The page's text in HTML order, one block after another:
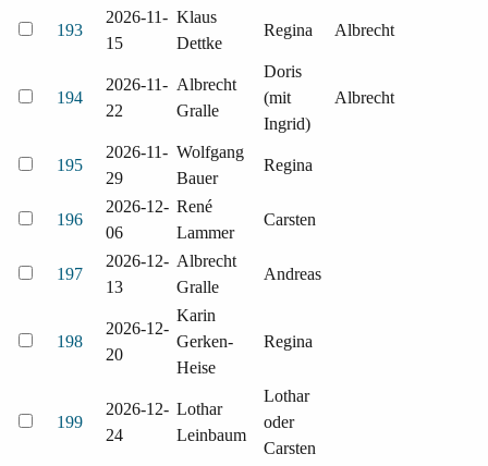
193
2026-11-
15
Klaus
Dettke
Regina Albrecht
194
2026-11-
22
Albrecht
Gralle
Doris
(mit
Ingrid)
Albrecht
195
2026-11-
29
Wolfgang
Bauer
Regina
196
2026-12-
06
René
Lammer
Carsten
197
2026-12-
13
Albrecht
Gralle
Andreas
198
2026-12-
20
Karin
Gerken-
Heise
Regina
199
2026-12-
24
Lothar
Leinbaum
Lothar
oder
Carsten